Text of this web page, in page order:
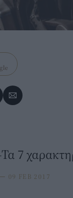
7
09 FEB 2017